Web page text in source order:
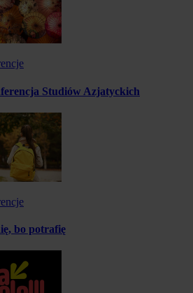
Studiów Azjatyckich
bo potrafię